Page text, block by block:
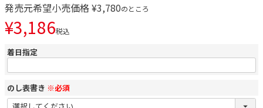
発売元希望小売価格¥3,780のところ
¥3,186税込
着日指定
のし表書き ※必須